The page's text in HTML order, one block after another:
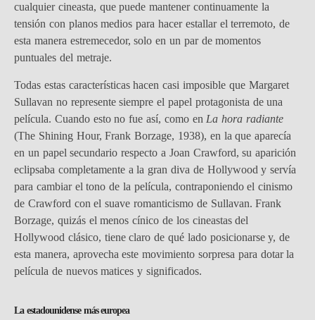
cualquier cineasta, que puede mantener continuamente la
tensión con planos medios para hacer estallar el terremoto, de
esta manera estremecedor, solo en un par de momentos
puntuales del metraje.
Todas estas características hacen casi imposible que Margaret
Sullavan no represente siempre el papel protagonista de una
película. Cuando esto no fue así, como en La hora radiante
(The Shining Hour, Frank Borzage, 1938), en la que aparecía
en un papel secundario respecto a Joan Crawford, su aparición
eclipsaba completamente a la gran diva de Hollywood y servía
para cambiar el tono de la película, contraponiendo el cinismo
de Crawford con el suave romanticismo de Sullavan. Frank
Borzage, quizás el menos cínico de los cineastas del
Hollywood clásico, tiene claro de qué lado posicionarse y, de
esta manera, aprovecha este movimiento sorpresa para dotar la
película de nuevos matices y significados.
La estadounidense más europea